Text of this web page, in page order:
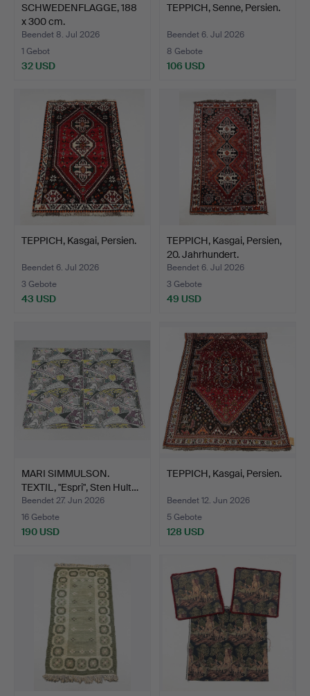
SCHWEDENFLAGGE, 188
x 300 cm.
Beendet 8. Jul 2026
1 Gebot
32 USD
TEPPICH, Senne, Persien.
Beendet 6. Jul 2026
8 Gebote
106 USD
TEPPICH, Kasgai, Persien.
Beendet 6. Jul 2026
3 Gebote
43 USD
TEPPICH, Kasgai, Persien,
20. Jahrhundert.
Beendet 6. Jul 2026
3 Gebote
49 USD
MARI SIMMULSON.
TEXTIL, "Espri", Sten Hult…
Beendet 27. Jun 2026
16 Gebote
190 USD
TEPPICH, Kasgai, Persien.
Beendet 12. Jun 2026
5 Gebote
128 USD